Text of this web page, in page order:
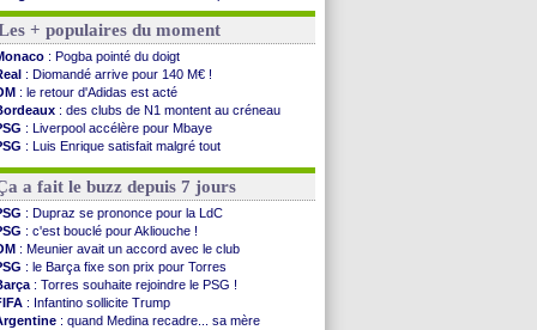
Arsenal: Arteta veut créer une dynastie
Chelsea: Palace a fait son offre pour Disasi
FIFA: le gouvernement espagnol s'en mêle
PSG: l'étonnante rumeur Gusto
Bologne: Dallinga est sur le marché
OM : accord trouvé avec Man City pour Rulli
OM: Medina vers Leverkusen pour 25 M€
Uruguay: Forlan nommé sélectionneur (officiel)
Séville: Juanlu signe à Bournemouth (officiel)
PSG: Ndjantou heureux d'avoir rejoué
Real: Diomandé pour 140 M€ ! (officiel)
Man City: Rodri préfère le Barça au Real !
Rennes: Aït Boudlal veut rejoindre Fulham
Aston Villa: Liverpool cible aussi Konsa
OM : une approche pour Diatta
Le Havre: Diaw va signer à Lille
Voir les brèves précédentes
+ populaires du moment
: Pogba pointé du doigt
: Diomandé arrive pour 140 M€ !
: le retour d'Adidas est acté
: des clubs de N1 montent au créneau
: Liverpool accélère pour Mbaye
: Luis Enrique satisfait malgré tout
: Ferran Torres donne son feu vert au PSG
a fait le buzz depuis 7 jours
: Dupraz se prononce pour la LdC
: c'est bouclé pour Akliouche !
: Meunier avait un accord avec le club
: le Barça fixe son prix pour Torres
: Torres souhaite rejoindre le PSG !
: Infantino sollicite Trump
: quand Medina recadre... sa mère